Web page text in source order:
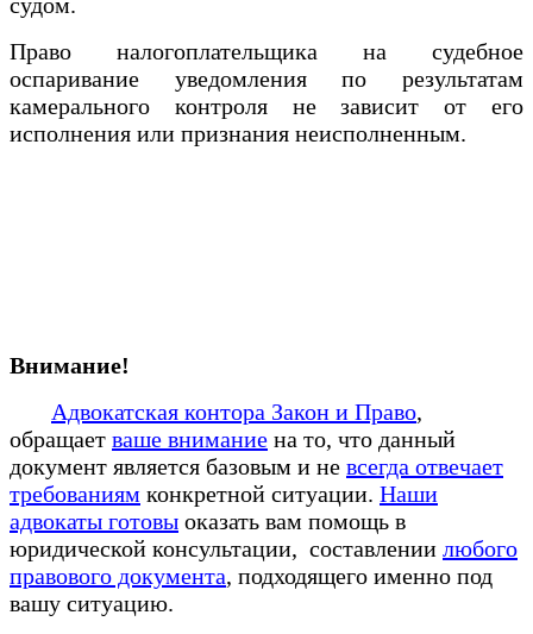
Право налогоплательщика на судебное
оспаривание уведомления по результатам
камерального контроля не зависит от его
исполнения или признания неисполненным.
Внимание!
Адвокатская контора Закон и Право,
обращает ваше внимание на то, что данный
документ является базовым и не всегда отвечает
требованиям конкретной ситуации. Наши
адвокаты готовы оказать вам помощь в
юридической консультации, составлении любого
правового документа, подходящего именно под
вашу ситуацию.